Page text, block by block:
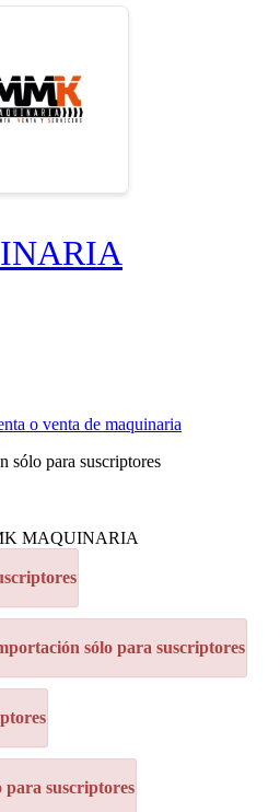
o venta de maquinaria
sólo para suscriptores
MAQUINARIA
sólo para suscriptores
para suscriptores